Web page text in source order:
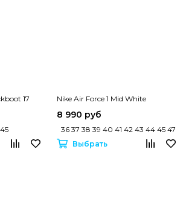
17 Nike Air Force 1 Mid White
8 990 руб
36 37 38 39 40 41 42 43 44 45 47
Выбрать